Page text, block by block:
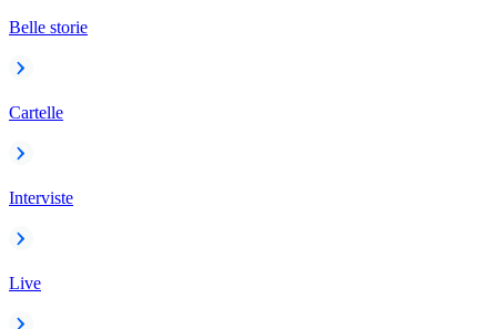
Belle storie
Cartelle
Interviste
Live